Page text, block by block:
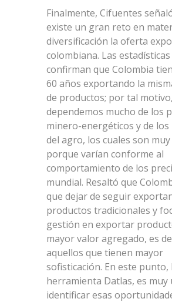
Finalmente, Cifuentes
existe un gran reto en
diversificación la oferta
colombiana. Las estadísticas
confirman que Colombia
60 años exportando la
de productos; por tal motivo,
dependemos mucho de los
minero-energéticos y de
del agro, los cuales son
porque varían conforme al
comportamiento de los
mundial. Resaltó que
que dejar de seguir
productos tradicionales y
gestión en exportar
mayor valor agregado, es
aquellos que tienen mayor
sofisticación. En este punto,
herramienta Datlas, es muy
identificar esas